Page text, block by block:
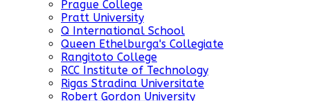
Prague College
Pratt University
Q International School
Queen Ethelburga's Collegiate
Rangitoto College
RCC Institute of Technology
Rigas Stradina Universitate
Robert Gordon University